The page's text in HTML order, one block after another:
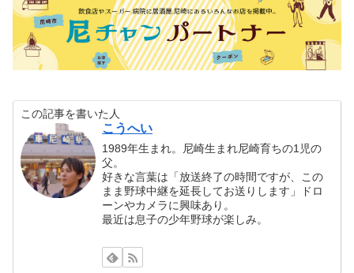
この記事を書いた人
こうへい
1989年生まれ。尼崎生まれ尼崎育ちの1児の
父。
好きな言葉は「放送終了の時間ですが、この
まま野球中継を延長してお送りします」ドロ
ーンやカメラに興味あり。
最近は息子の少年野球が楽しみ。